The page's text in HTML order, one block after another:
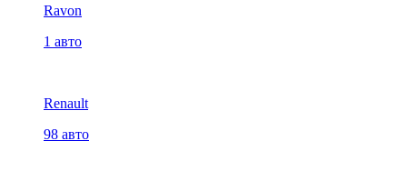
Ravon
1 авто
Renault
98 авто